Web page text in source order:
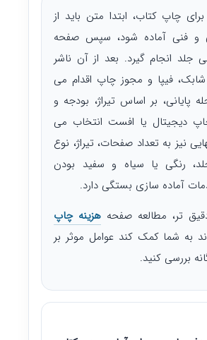
برای چاپ کتاب، ابتدا متن باید از
و فنی آماده شود، سپس صفحه
جلد انجام گیرد. بعد از آن ناشر
شابک، فیپا و مجوز چاپ اقدام می
پایانی، بر اساس تیراژ، بودجه و
دیجیتال یا افست انتخاب می
نیز به تعداد صفحات، تیراژ، نوع
رنگی یا سیاه و سفید بودن
آماده سازی بستگی دارد.
تر، مطالعه صفحه هزینه چاپ
به شما کمک کند عوامل موثر بر
بررسی کنید.